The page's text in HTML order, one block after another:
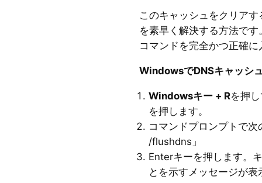
このキャッシュをクリア
を素早く解決する方法で
コマンドを完全かつ正確
WindowsでDNSキャッシ
Windowsキー + Rを押
を押します。
コマンドプロンプトで
/flushdns」
Enterキーを押します。
とを示すメッセージが表